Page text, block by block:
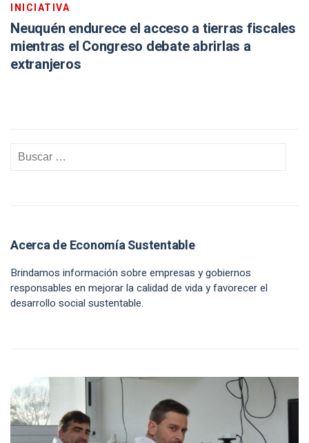
INICIATIVA
Neuquén endurece el acceso a tierras fiscales
mientras el Congreso debate abrirlas a
extranjeros
Acerca de Economía Sustentable
Brindamos información sobre empresas y gobiernos
responsables en mejorar la calidad de vida y favorecer el
desarrollo social sustentable.